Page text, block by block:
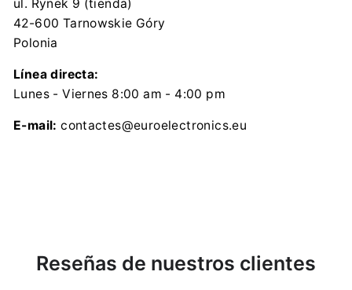
ul. Rynek 9 (tienda)
42-600 Tarnowskie Góry
Polonia
Línea directa:
Lunes - Viernes 8:00 am - 4:00 pm
E-mail:contactes@euroelectronics.eu
Reseñas de nuestros clientes